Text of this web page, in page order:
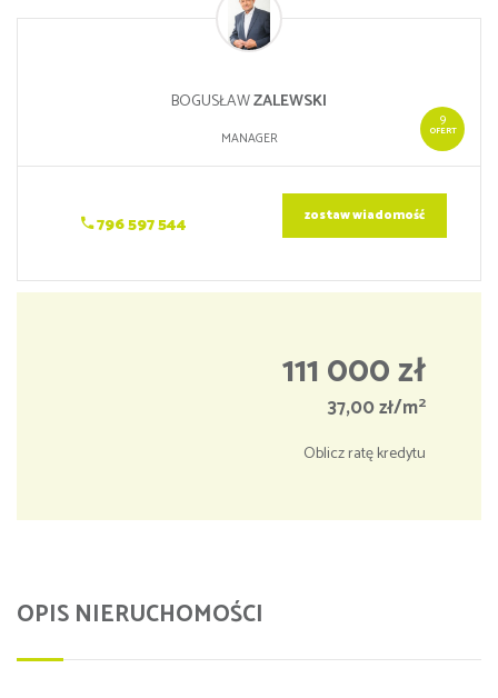
9
OFERT
BOGUSŁAWZALEWSKI
MANAGER
796 597 544 zostaw wiadomość
111 000 zł
37,00 zł/m2
Oblicz ratę kredytu
OPIS NIERUCHOMOŚCI